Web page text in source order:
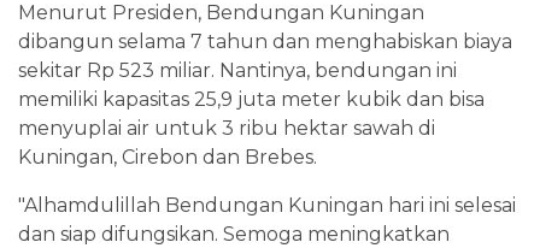
Menurut Presiden, Bendungan Kuningan
dibangun selama 7 tahun dan menghabiskan biaya
sekitar Rp 523 miliar. Nantinya, bendungan ini
memiliki kapasitas 25,9 juta meter kubik dan bisa
menyuplai air untuk 3 ribu hektar sawah di
Kuningan, Cirebon dan Brebes.
"Alhamdulillah Bendungan Kuningan hari ini selesai
dan siap difungsikan. Semoga meningkatkan